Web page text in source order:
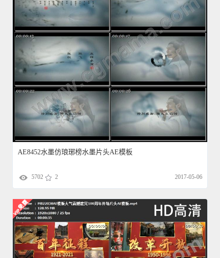
AE8452水墨仿琅琊榜水墨片头AE模板
5702 2 2017-05-06